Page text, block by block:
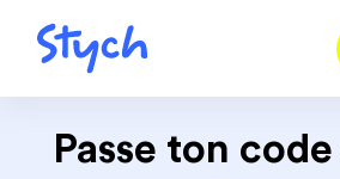
Passe ton